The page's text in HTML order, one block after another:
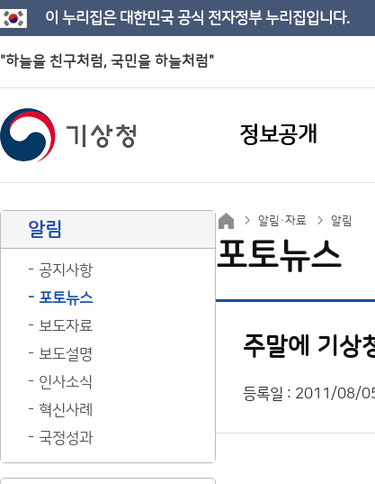
이 누리집은 대한민국 공식 전자정부 누리집입니다.
"하늘을 친구처럼, 국민을 하늘처럼"
정보공개
알림
공지사항
포토뉴스
보도자료
보도설명
인사소식
혁신사례
국정성과
알림·자료 알림
포토뉴스
주말에 기상
등록일 : 2011/08/